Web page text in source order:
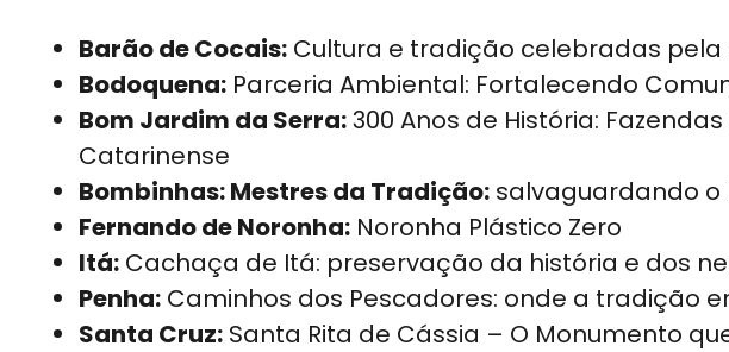
Barão de Cocais: Cultura e tradição celebradas pela
Bodoquena: Parceria Ambiental: Fortalecendo
Bom Jardim da Serra:300 Anos de História:
Catarinense
Bombinhas: Mestres da Tradição: salvaguardando o
Fernando de Noronha: Noronha Plástico Zero
Itá: Cachaça de Itá: preservação da história e dos
Penha: Caminhos dos Pescadores: onde a tradição
Santa Cruz: Santa Rita de Cássia – O Monumento